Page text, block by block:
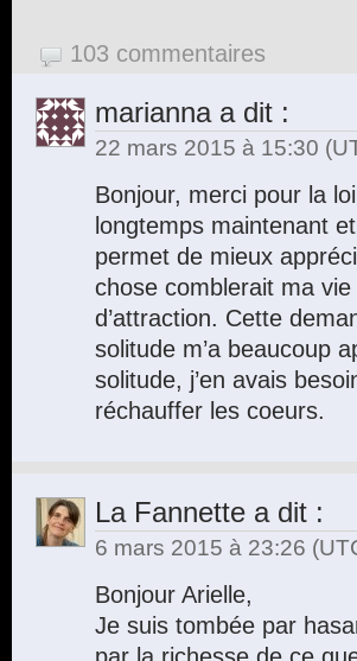
103 commentaires
mariannaa dit :
22 mars 2015 à 15:30
Bonjour, merci pour la
longtemps maintenant
permet de mieux
chose comblerait ma
d’attraction. Cette
solitude m’a beaucoup
solitude, j’en avais
réchauffer les coeurs.
La Fannette a dit :
6 mars 2015 à 23:26
Bonjour Arielle,
Je suis tombée par